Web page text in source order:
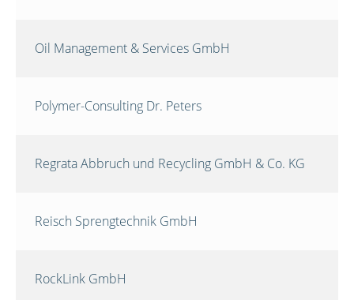
Oil Management & Services GmbH
Polymer-Consulting Dr. Peters
Regrata Abbruch und Recycling GmbH & Co. KG
Reisch Sprengtechnik GmbH
RockLink GmbH